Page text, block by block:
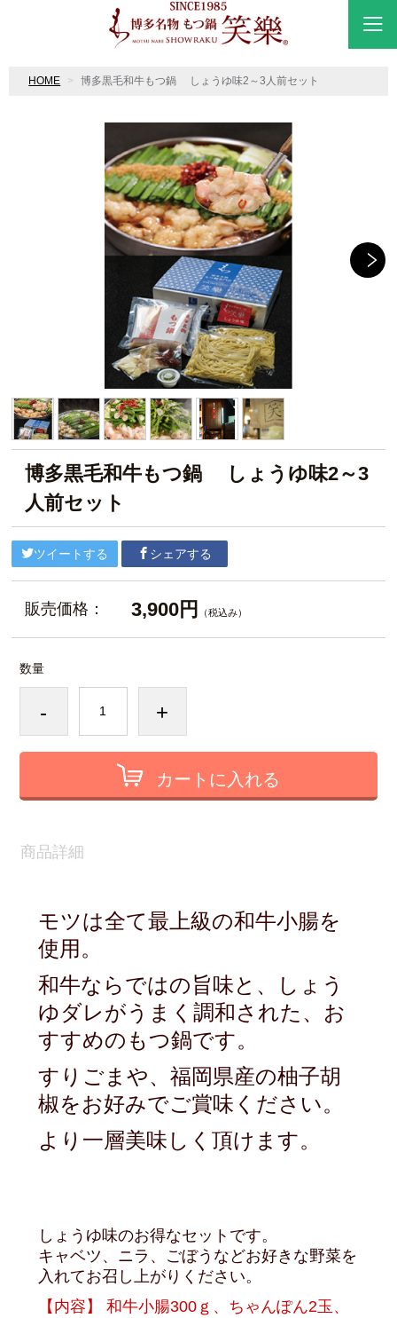
HOME 博多黒毛和牛もつ鍋 しょうゆ味2～3人前セット
博多黒毛和牛もつ鍋 しょうゆ味2～3
人前セット
ツイートする シェアする
販売価格： 3,900円 （税込み）
数量
- +
カートに入れる
商品詳細
モツは全て最上級の和牛小腸を
使用。
和牛ならではの旨味と、しょう
ゆダレがうまく調和された、お
すすめのもつ鍋です。
すりごまや、福岡県産の柚子胡
椒をお好みでご賞味ください。
より一層美味しく頂けます。
しょうゆ味のお得なセットです。
キャベツ、ニラ、ごぼうなどお好きな野菜を
入れてお召し上がりください。
【 内容】 和牛小腸300ｇ、ちゃんぽん2玉、